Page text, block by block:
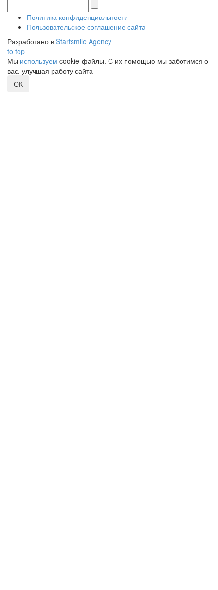
Политика конфиденциальности
Пользовательское соглашение сайта
Разработано в Startsmile Agency
to top
Мы используем cookie-файлы. С их помощью мы заботимся о
вас, улучшая работу сайта
ОК